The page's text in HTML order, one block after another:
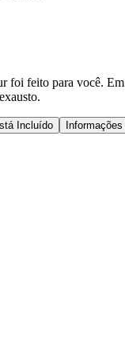
foi feito para você.
Incluído